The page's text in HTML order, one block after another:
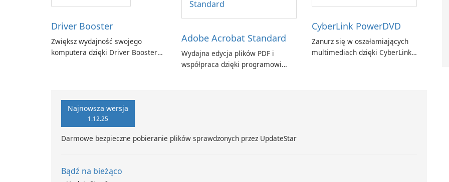
Driver Booster
Zwiększ wydajność swojego
komputera dzięki Driver Booster
Adobe Acrobat Standard
Wydajna edycja plików PDF i
współpraca dzięki programowi
CyberLink PowerDVD
Zanurz się w oszałamiających
multimediach dzięki CyberLink
Najnowsza wersja
1.12.25
Darmowe bezpieczne pobieranie plików sprawdzonych przez UpdateStar
Bądź na bieżąco